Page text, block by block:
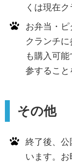
くは現在ク
お弁当・
クランチ
も購入可
参すること
その他
終了後、公
います。